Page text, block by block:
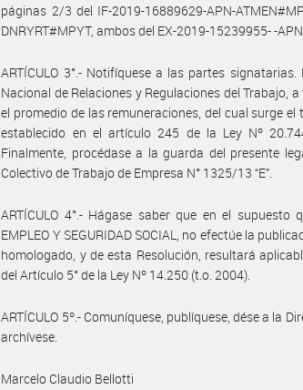
páginas 2/3 del IF-2019-16889629-APN-
DNRYRT#MPYT, ambos del EX-2019-15239955- -
ARTÍCULO 3°.- Notifíquese a las partes
Nacional de Relaciones y Regulaciones del Trabajo,
el promedio de las remuneraciones, del cual surge
establecido en el artículo 245 de la Ley Nº
Finalmente, procédase a la guarda del presente
Colectivo de Trabajo de Empresa N° 1325/13 “E”.
ARTÍCULO 4°.- Hágase saber que en el supuesto
EMPLEO Y SEGURIDAD SOCIAL, no efectúe la
homologado, y de esta Resolución, resultará
del Artículo 5° de la Ley Nº 14.250 (t.o. 2004).
ARTÍCULO 5º.- Comuníquese, publíquese, dése a la
archívese.
Marcelo Claudio Bellotti